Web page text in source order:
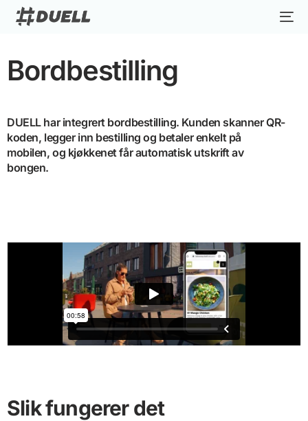
Bordbestilling
DUELL har integrert bordbestilling. Kunden skanner QR-
koden, legger inn bestilling og betaler enkelt på
mobilen, og kjøkkenet får automatisk utskrift av
bongen.
Slik fungerer det